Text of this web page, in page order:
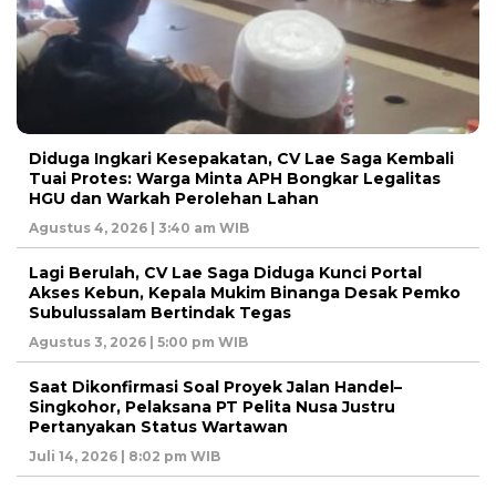
Diduga Ingkari Kesepakatan, CV Lae Saga Kembali
Tuai Protes: Warga Minta APH Bongkar Legalitas
HGU dan Warkah Perolehan Lahan
Agustus 4, 2026 | 3:40 am WIB
Lagi Berulah, CV Lae Saga Diduga Kunci Portal
Akses Kebun, Kepala Mukim Binanga Desak Pemko
Subulussalam Bertindak Tegas
Agustus 3, 2026 | 5:00 pm WIB
Saat Dikonfirmasi Soal Proyek Jalan Handel–
Singkohor, Pelaksana PT Pelita Nusa Justru
Pertanyakan Status Wartawan
Juli 14, 2026 | 8:02 pm WIB